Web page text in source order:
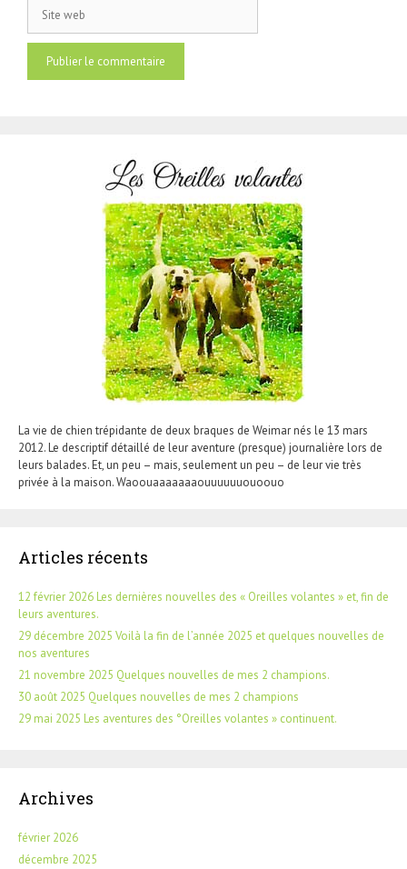
web
La vie de chien trépidante de deux braques de Weimar nés le 13 mars
2012. Le descriptif détaillé de leur aventure (presque) journalière lors de
leurs balades. Et, un peu – mais, seulement un peu – de leur vie très
privée à la maison. Waoouaaaaaaaouuuuuuouoouo
Articles récents
12 février 2026 Les dernières nouvelles des « Oreilles volantes » et, fin de
leurs aventures.
29 décembre 2025 Voilà la fin de l’année 2025 et quelques nouvelles de
nos aventures
21 novembre 2025 Quelques nouvelles de mes 2 champions.
30 août 2025 Quelques nouvelles de mes 2 champions
29 mai 2025 Les aventures des °Oreilles volantes » continuent.
Archives
février 2026
décembre 2025